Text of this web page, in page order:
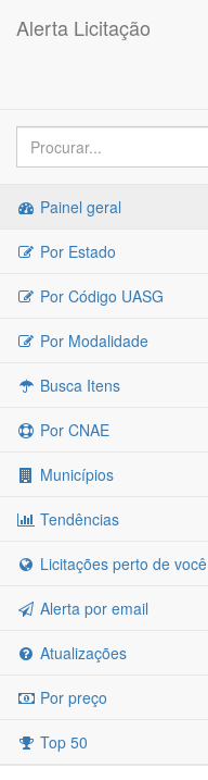
Alerta Licitação
Painel geral
Por Estado
Por Código UASG
Por Modalidade
Busca Itens
Por CNAE
Municípios
Tendências
Licitações perto de você
Alerta por email
Atualizações
Por preço
Top 50